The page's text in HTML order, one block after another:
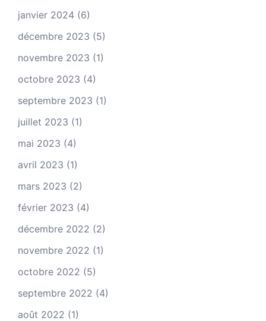
janvier 2024 (6)
décembre 2023 (5)
novembre 2023 (1)
octobre 2023 (4)
septembre 2023 (1)
juillet 2023 (1)
mai 2023 (4)
avril 2023 (1)
mars 2023 (2)
février 2023 (4)
décembre 2022 (2)
novembre 2022 (1)
octobre 2022 (5)
septembre 2022 (4)
août 2022 (1)